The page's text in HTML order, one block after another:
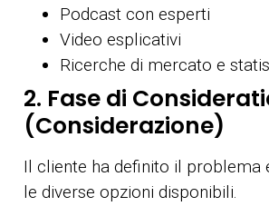
Podcast con esperti
Video esplicativi
Ricerche di mercato e
2. Fase di
(Considerazione)
Il cliente ha definito il problema
le diverse opzioni disponibili.